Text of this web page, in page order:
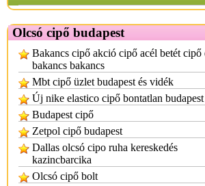
Olcsó cipő budapest
Bakancs cipő akció cipő acél betét cipő
bakancs bakancs
Mbt cipő üzlet budapest és vidék
Új nike elastico cipő bontatlan budapest
Budapest cipő
Zetpol cipő budapest
Dallas olcsó cipo ruha kereskedés
kazincbarcika
Olcsó cipő bolt